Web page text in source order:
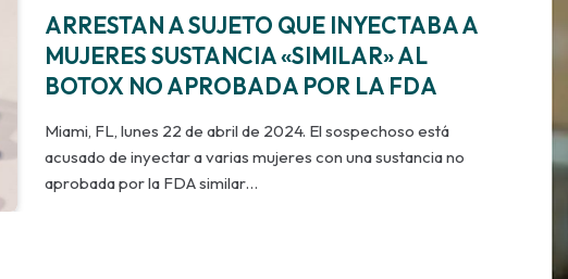
ARRESTAN A SUJETO QUE INYECTABA A
MUJERES SUSTANCIA «SIMILAR» AL
BOTOX NO APROBADA POR LA FDA
Miami, FL, lunes 22 de abril de 2024. El sospechoso está
acusado de inyectar a varias mujeres con una sustancia no
aprobada por la FDA similar…